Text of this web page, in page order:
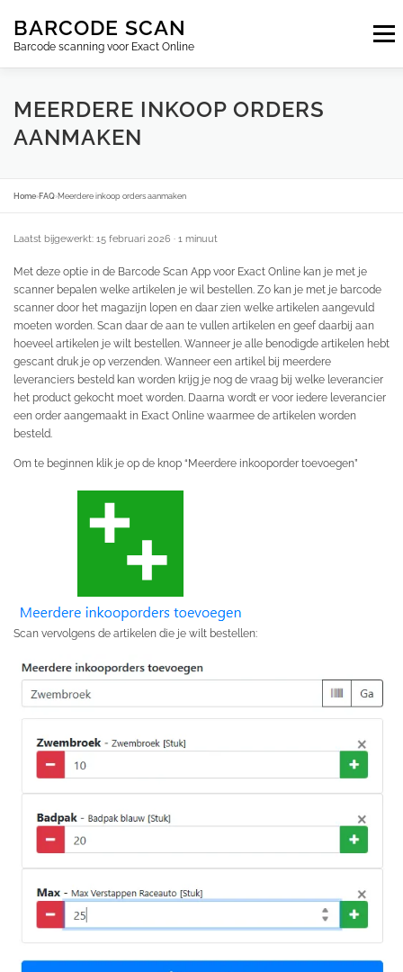
naarBARCODE SCAN
Barcode scanning voor Exact Online
Menu
ABONNEMENTEN FAQ BLOG CONTACT
MEERDERE INKOOP ORDERS
AANMAKEN
Home›FAQ›Meerdere inkoop orders aanmaken
Laatst bijgewerkt: 15 februari 2026 · 1 minuut
Met deze optie in de Barcode Scan App voor Exact Online kan je met je
scanner bepalen welke artikelen je wil bestellen. Zo kan je met je barcode
scanner door het magazijn lopen en daar zien welke artikelen aangevuld
moeten worden. Scan daar de aan te vullen artikelen en geef daarbij aan
hoeveel artikelen je wilt bestellen. Wanneer je alle benodigde artikelen hebt
gescant druk je op verzenden. Wanneer een artikel bij meerdere
leveranciers besteld kan worden krijg je nog de vraag bij welke leverancier
het product gekocht moet worden. Daarna wordt er voor iedere leverancier
een order aangemaakt in Exact Online waarmee de artikelen worden
besteld.
Om te beginnen klik je op de knop “Meerdere inkooporder toevoegen”
Scan vervolgens de artikelen die je wilt bestellen: